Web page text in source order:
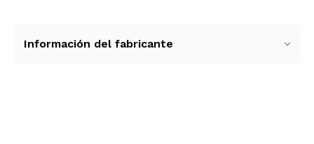
práctico cierre de cremallera oculto que evita
Información del fabricante